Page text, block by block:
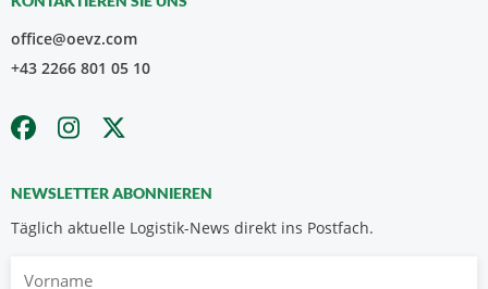
office@oevz.com
+43 2266 801 05 10
NEWSLETTER ABONNIEREN
Täglich aktuelle Logistik-News direkt ins Postfach.